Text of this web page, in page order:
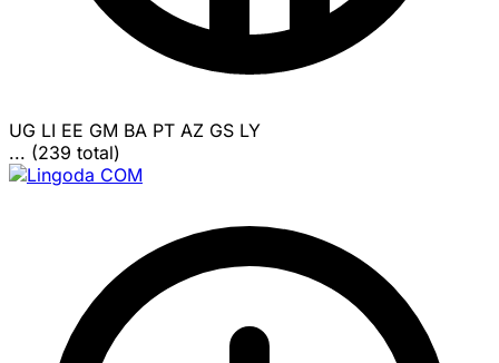
UG LI EE GM BA PT AZ GS LY
... (239 total)